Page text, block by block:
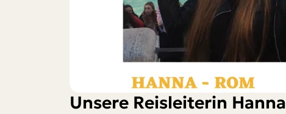
Unsere Reisleiterin Hanna